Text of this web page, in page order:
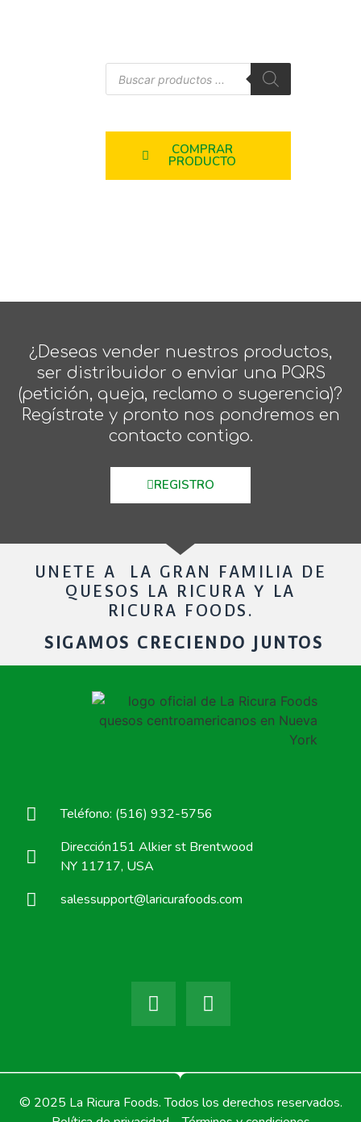
COMPRAR
PRODUCTO
¿Deseas vender nuestros productos,
ser distribuidor o enviar una PQRS
(petición, queja, reclamo o sugerencia)?
Regístrate y pronto nos pondremos en
contacto contigo.
REGISTRO
UNETE A LA GRAN FAMILIA DE
QUESOS LA RICURA Y LA
RICURA FOODS.
SIGAMOS CRECIENDO JUNTOS
Teléfono: (516) 932-5756
Dirección151 Alkier st Brentwood
NY 11717, USA
salessupport@laricurafoods.com
© 2025 La Ricura Foods. Todos los derechos reservados.